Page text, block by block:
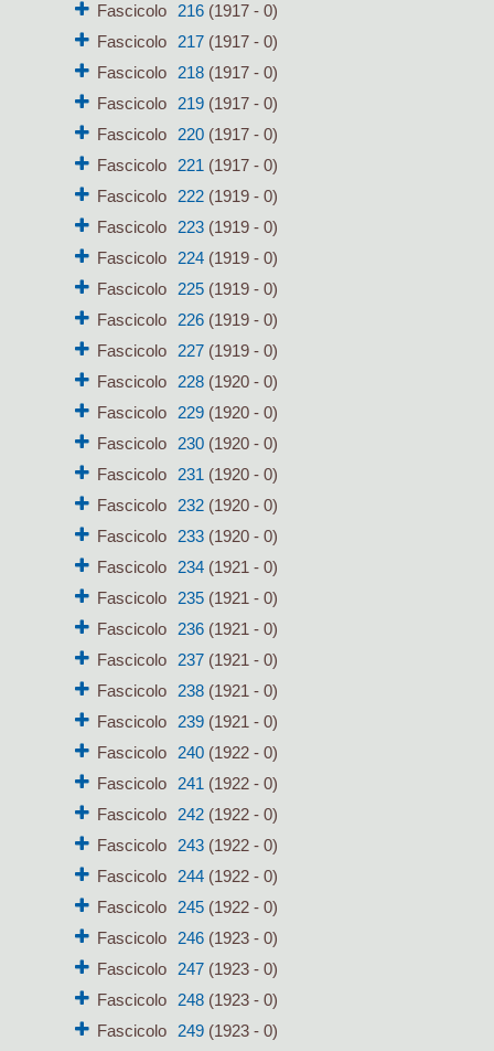
Fascicolo
216(1917 - 0)
Fascicolo
217(1917 - 0)
Fascicolo
218(1917 - 0)
Fascicolo
219(1917 - 0)
Fascicolo
220(1917 - 0)
Fascicolo
221 (1917 - 0)
Fascicolo
222(1919 - 0)
Fascicolo
223(1919 - 0)
Fascicolo
224(1919 - 0)
Fascicolo
225(1919 - 0)
Fascicolo
226(1919 - 0)
Fascicolo
227(1919 - 0)
Fascicolo
228(1920 - 0)
Fascicolo
229(1920 - 0)
Fascicolo
230(1920 - 0)
Fascicolo
231 (1920 - 0)
Fascicolo
232(1920 - 0)
Fascicolo
233(1920 - 0)
Fascicolo
234(1921 - 0)
Fascicolo
235(1921 - 0)
Fascicolo
236(1921 - 0)
Fascicolo
237(1921 - 0)
Fascicolo
238(1921 - 0)
Fascicolo
239(1921 - 0)
Fascicolo
240(1922 - 0)
Fascicolo
241 (1922 - 0)
Fascicolo
242(1922 - 0)
Fascicolo
243(1922 - 0)
Fascicolo
244(1922 - 0)
Fascicolo
245(1922 - 0)
Fascicolo
246(1923 - 0)
Fascicolo
247(1923 - 0)
Fascicolo
248(1923 - 0)
Fascicolo
249(1923 - 0)